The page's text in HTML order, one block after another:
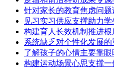
针对家长的教育焦虑问题
见习实习供应支撑助力
构建育人长效机制推进根
系统缺乏对个性化发展
了解孩子的心情主要靠
构建运动场景心思支撑一